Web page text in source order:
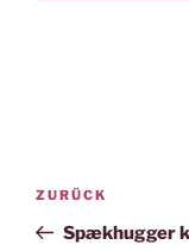
Vorheriger
Beitrag
ZURÜCK
Spækhugger